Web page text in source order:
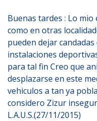
Buenas tardes : Lo
como en otras
pueden dejar
instalaciones
para tal fin Creo que
desplazarse en este
vehiculos a tan ya
considero Zizur
L.A.U.S.(27/11/2015)